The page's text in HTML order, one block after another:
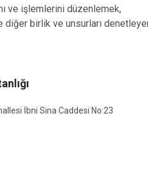
işlemlerini düzenlemek,
birlik ve unsurları
İbni Sina Caddesi No:23